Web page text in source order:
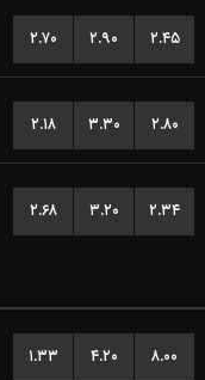
۲.۷۰ ۲.۹۰ ۲.۴۵
۲.۱۸ ۳.۳۰ ۲.۸۰
۲.۶۸ ۳.۲۰ ۲.۳۴
۱.۳۳ ۴.۲۰ ۸.۰۰